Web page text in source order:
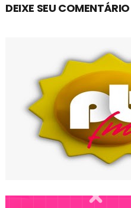
DEIXE SEU COMENTÁRIO